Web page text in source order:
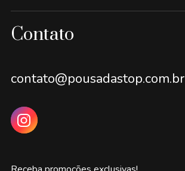
Contato
contato@pousadastop.com.br